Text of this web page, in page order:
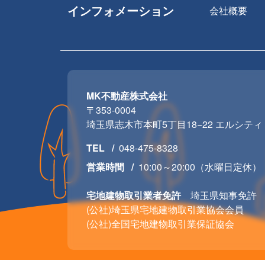
インフォメーション 会社概要
MK不動産株式会社
〒353-0004
埼玉県志木市本町5丁目18−22 エルシテ
TEL
048-475-8328
営業時間
10:00～20:00（水曜日定休）
宅地建物取引業者免許埼玉県知事免許
(公社)埼玉県宅地建物取引業協会会員
(公社)全国宅地建物取引業保証協会